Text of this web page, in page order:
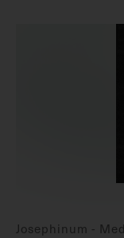
Josephinum -